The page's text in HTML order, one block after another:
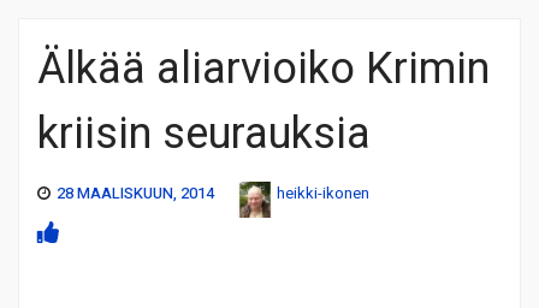
Älkää aliarvioiko Krimin
kriisin seurauksia
28 MAALISKUUN, 2014 heikki-ikonen